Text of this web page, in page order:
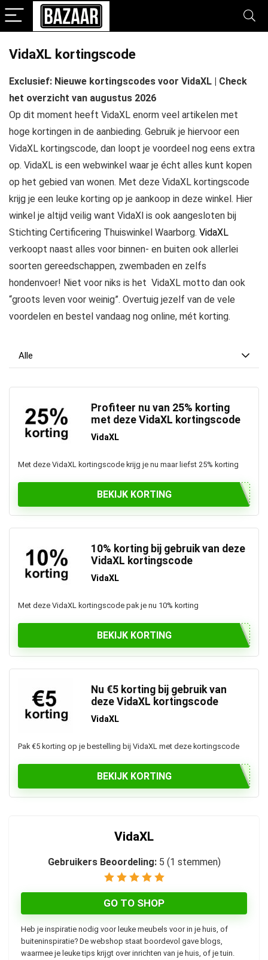
VidaXL kortingscode
Exclusief: Nieuwe kortingscodes voor VidaXL | Check
het overzicht van augustus 2026
Op dit moment heeft VidaXL enorm veel artikelen met
hoge kortingen in de aanbieding. Gebruik je hiervoor een
VidaXL kortingscode, dan loopt je voordeel nog eens extra
op. VidaXL is een webwinkel waar je écht alles kunt kopen
op het gebied van wonen. Met deze VidaXL kortingscode
krijg je een leuke korting op je aankoop in deze winkel. Hier
winkel je altijd veilig want VidaXl is ook aangesloten bij
Stichting Certificering Thuiswinkel Waarborg. VidaXL
verkoopt naast alles voor binnen- en buiten ook allerlei
soorten gereedschappen, zwembaden en zelfs
hondenvoer! Niet voor niks is het VidaXL motto dan ook
“groots leven voor weinig”. Overtuig jezelf van de vele
voordelen en bestel vandaag nog online, mét korting.
Alle
Profiteer nu van 25% korting
met deze VidaXL kortingscode
VidaXL
Met deze VidaXL kortingscode krijg je nu maar liefst 25% korting
BEKIJK KORTING
10% korting bij gebruik van deze
VidaXL kortingscode
VidaXL
Met deze VidaXL kortingscode pak je nu 10% korting
BEKIJK KORTING
Nu €5 korting bij gebruik van
deze VidaXL kortingscode
VidaXL
Pak €5 korting op je bestelling bij VidaXL met deze kortingscode
BEKIJK KORTING
VidaXL
Gebruikers Beoordeling: 5 (1 stemmen)
GO TO SHOP
Heb je inspiratie nodig voor leuke meubels voor in je huis, of
buiteninspiratie? De webshop staat boordevol gave blogs,
waarmee je leuke tips krijgt over inrichten van je huis, of je tuin.